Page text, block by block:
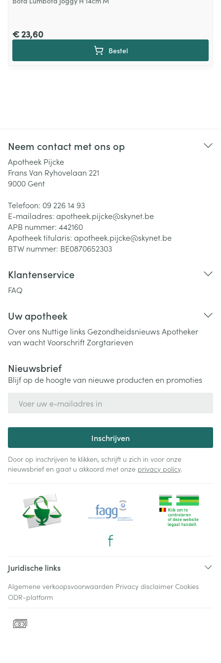
€ 23,60
Bestel
Neem contact met ons op
Apotheek Pijcke
Frans Van Ryhovelaan 221
9000 Gent
Telefoon: 09 226 14 93
E-mailadres: apotheek.pijcke@skynet.be
APB nummer: 442160
Apotheek titularis: apotheek.pijcke@skynet.be
BTW nummer: BE0870652303
Klantenservice
FAQ
Uw apotheek
Over ons Nuttige links Gezondheidsnieuws Apotheker
van wachtVoorschriftZorgtarieven
Nieuwsbrief
Blijf op de hoogte van nieuwe producten en promoties
Inschrijven
Door op inschrijven te klikken, schrijft u zich in voor onze
nieuwsbrief en gaat u akkoord met onze privacy policy.
Juridische links
Algemene verkoopsvoorwaarden Privacy disclaimer Cookies
ODR-platform